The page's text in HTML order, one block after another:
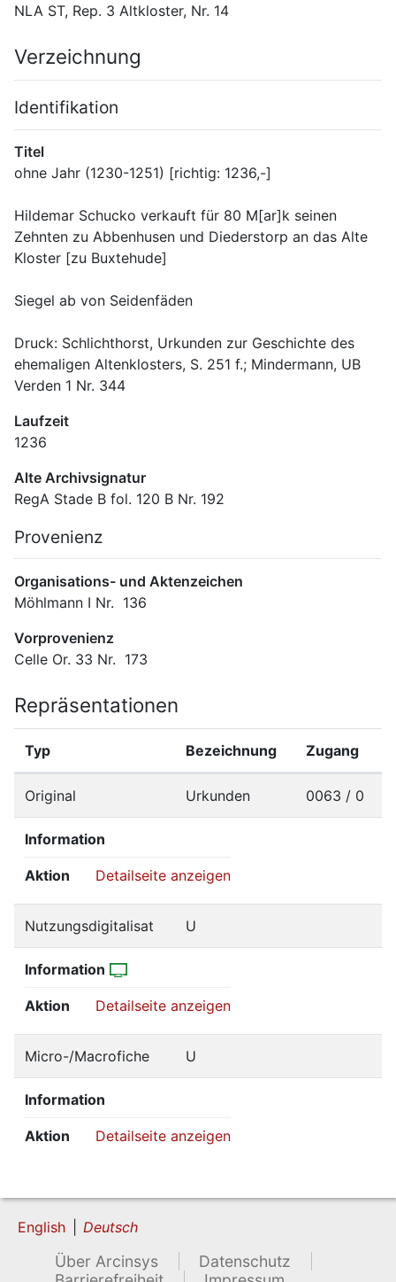
NLA ST, Rep. 3 Altkloster, Nr. 14
Verzeichnung
Identifikation
Titel
Hildemar Schucko verkauft für 80 M[ar]k seinen
Zehnten zu Abbenhusen und Diederstorp an das Alte
Druck: Schlichthorst, Urkunden zur Geschichte des
ehemaligen Altenklosters, S. 251 f.; Mindermann, UB
Verden 1 Nr. 344
Laufzeit
1236
Alte Archivsignatur
RegA Stade B fol. 120 B Nr. 192
Provenienz
Organisations- und Aktenzeichen
Möhlmann I Nr.  136
Vorprovenienz
Celle Or. 33 Nr.  173
Repräsentationen
Typ Bezeichnung Zugang
Original Urkunden 0063 / 0
Information
Aktion Detailseite anzeigen
Nutzungsdigitalisat U
Information
Aktion Detailseite anzeigen
Micro-/Macrofiche U
Information
Aktion Detailseite anzeigen
English Deutsch
Über Arcinsys
Datenschutz